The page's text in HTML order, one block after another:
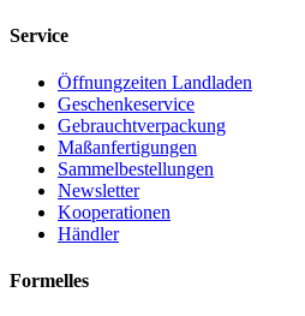
Service
Öffnungzeiten Landladen
Geschenkeservice
Gebrauchtverpackung
Maßanfertigungen
Sammelbestellungen
Newsletter
Kooperationen
Händler
Formelles